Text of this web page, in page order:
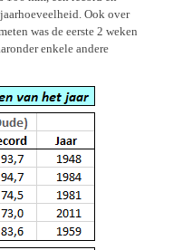
Ook over
was de eerste 2 weken
enkele andere